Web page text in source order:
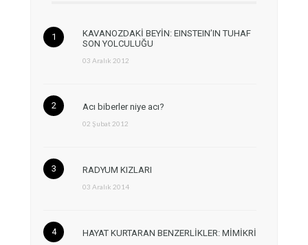
KAVANOZDAKİ BEYİN: EINSTEIN’IN TUHAF
SON YOLCULUĞU
03 Aralık 2012
Acı biberler niye acı?
02 Şubat 2012
RADYUM KIZLARI
03 Aralık 2014
HAYAT KURTARAN BENZERLİKLER: MİMİKRİ